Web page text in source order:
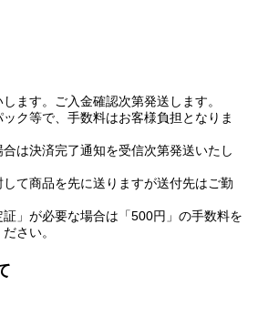
ます。ご入金確認次第発送します。
ク等で、手数料はお客様負担となりま
は決済完了通知を受信次第発送いたし
て商品を先に送りますが送付先はご勤
」が必要な場合は「500円」の手数料を
さい。